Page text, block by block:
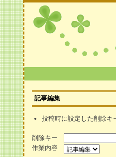
記事編集
投稿時に設定した削除キ
削除キー
作業内容